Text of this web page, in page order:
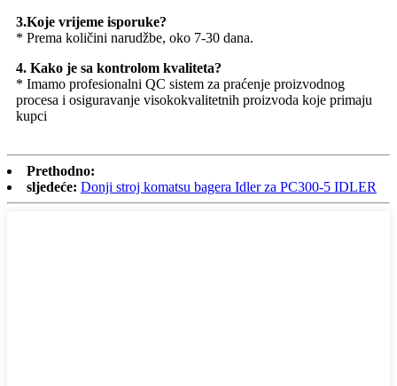
3.Koje vrijeme isporuke?
* Prema količini narudžbe, oko 7-30 dana.
4. Kako je sa kontrolom kvaliteta?
* Imamo profesionalni QC sistem za praćenje proizvodnog
procesa i osiguravanje visokokvalitetnih proizvoda koje primaju
kupci
Prethodno:
sljedeće: Donji stroj komatsu bagera Idler za PC300-5 IDLER